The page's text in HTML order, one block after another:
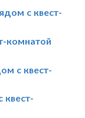
с квест-
комнатой
с квест-
квест-